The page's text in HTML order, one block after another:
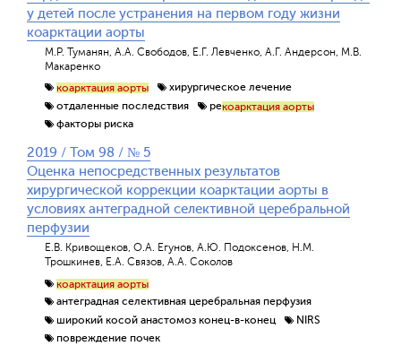
у детей после устранения на первом году жизни
коарктации аорты
М.Р. Туманян, А.А. Свободов, Е.Г. Левченко, А.Г. Андерсон, М.В.
Макаренко
коарктация аорты
хирургическое лечение
отдаленные последствия
рекоарктация аорты
факторы риска
2019 / Том 98 / № 5
Оценка непосредственных результатов
хирургической коррекции коарктации аорты в
условиях антеградной селективной церебральной
перфузии
Е.В. Кривощеков, О.А. Егунов, А.Ю. Подоксенов, Н.М.
Трошкинев, Е.А. Связов, А.А. Соколов
коарктация аорты
антеградная селективная церебральная перфузия
широкий косой анастомоз конец-в-конец
NIRS
повреждение почек